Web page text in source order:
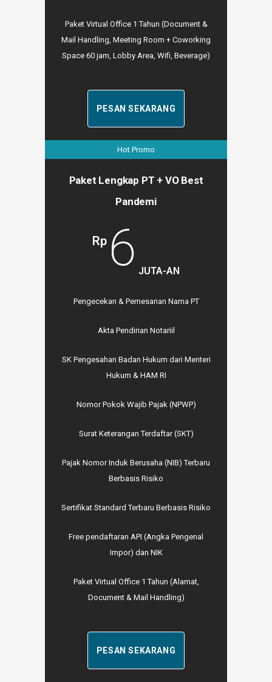
Paket Virtual Office 1 Tahun (Document &
Mail Handling, Meeting Room + Coworking
Space 60 jam, Lobby Area, Wifi, Beverage)
PESAN SEKARANG
Hot Promo
Paket Lengkap PT + VO Best
Pandemi
Rp 6 JUTA-AN
Pengecekan & Pemesanan Nama PT
Akta Pendirian Notariil
SK Pengesahan Badan Hukum dari Menteri
Hukum & HAM RI
Nomor Pokok Wajib Pajak (NPWP)
Surat Keterangan Terdaftar (SKT)
Pajak Nomor Induk Berusaha (NIB) Terbaru
Berbasis Risiko
Sertifikat Standard Terbaru Berbasis Risiko
Free pendaftaran API (Angka Pengenal
Impor) dan NIK
Paket Virtual Office 1 Tahun (Alamat,
Document & Mail Handling)
PESAN SEKARANG